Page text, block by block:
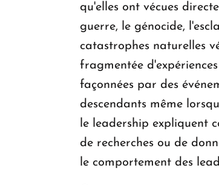
qu'elles ont vécues
guerre, le génocide,
catastrophes naturelles
fragmentée
façonnées par des
descendants même
le leadership expliquent
de recherches ou de
le comportement des